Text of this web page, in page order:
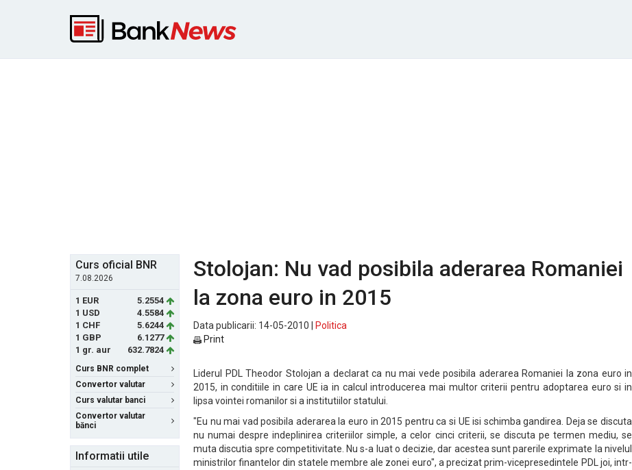
Curs oficial BNR
7.08.2026
1 EUR
5.2554
1 USD
4.5584
1 CHF
5.6244
1 GBP
6.1277
1 gr. aur
632.7824
Curs BNR complet
Convertor valutar
Curs valutar banci
Convertor valutar
bănci
Informatii utile
Stolojan: Nu vad posibila aderarea Romaniei
la zona euro in 2015
Data publicarii: 14-05-2010 |
Politica
Print
Liderul PDL Theodor Stolojan a declarat ca nu mai vede posibila aderarea Romaniei la zona euro in
2015, in conditiile in care UE ia in calcul introducerea mai multor criterii pentru adoptarea euro si in
lipsa vointei romanilor si a institutiilor statului.
"Eu nu mai vad posibila aderarea la euro in 2015 pentru ca si UE isi schimba gandirea. Deja se discuta
nu numai despre indeplinirea criteriilor simple, a celor cinci criterii, se discuta pe termen mediu, se
muta discutia spre competitivitate. Nu s-a luat o decizie, dar acestea sunt parerile exprimate la nivelul
ministrilor finantelor din statele membre ale zonei euro", a precizat prim-vicepresedintele PDL joi, intr-